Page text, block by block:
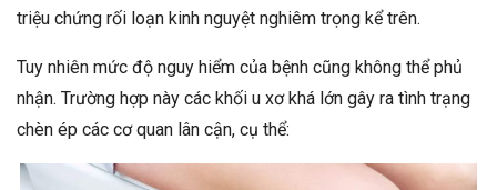
triệu chứng rối loạn kinh nguyệt nghiêm trọng kể trên.
Tuy nhiên mức độ nguy hiểm của bệnh cũng không thể phủ
nhận. Trường hợp này các khối u xơ khá lớn gây ra tình trạng
chèn ép các cơ quan lân cận, cụ thể: